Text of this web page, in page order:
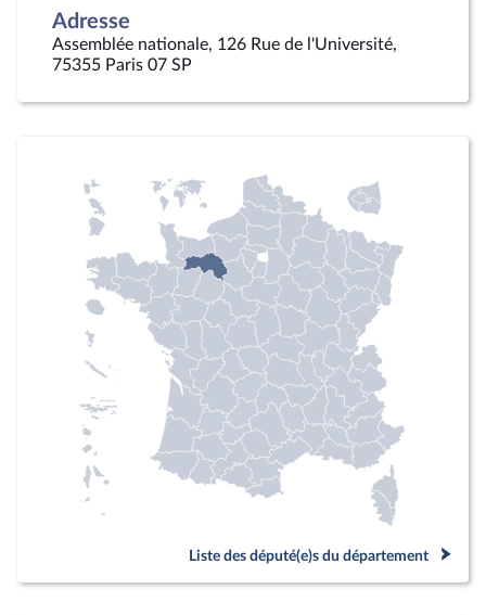
Adresse
Assemblée nationale, 126 Rue de l'Université,
75355 Paris 07 SP
Liste des député(e)s du département